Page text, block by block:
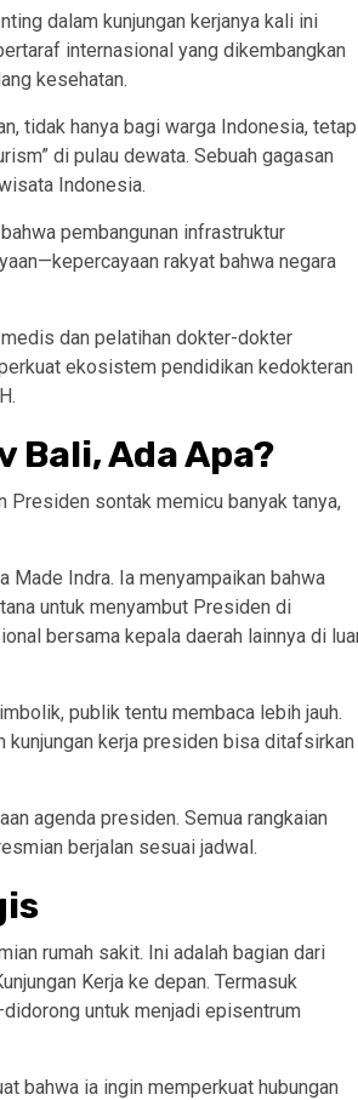
dalam kunjungan kerjanya kali ini
internasional yang dikembangkan
kesehatan.
tidak hanya bagi warga Indonesia,
di pulau dewata. Sebuah gagasan
Indonesia.
pembangunan infrastruktur
rakyat bahwa negara
dan pelatihan dokter-dokter
ekosistem pendidikan kedokteran
Ada Apa?
Presiden sontak memicu banyak tanya,
Made Indra. Ia menyampaikan bahwa
untuk menyambut Presiden di
bersama kepala daerah lainnya di
publik tentu membaca lebih jauh.
kerja presiden bisa ditafsirkan
agenda presiden. Semua rangkaian
berjalan sesuai jadwal.
rumah sakit. Ini adalah bagian dari
Kerja ke depan. Termasuk
untuk menjadi episentrum
bahwa ia ingin memperkuat hubungan